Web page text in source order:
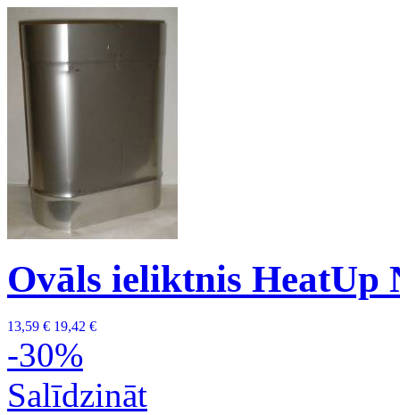
Ovāls ieliktnis HeatUp
13,59 € 19,42 €
-30%
Salīdzināt